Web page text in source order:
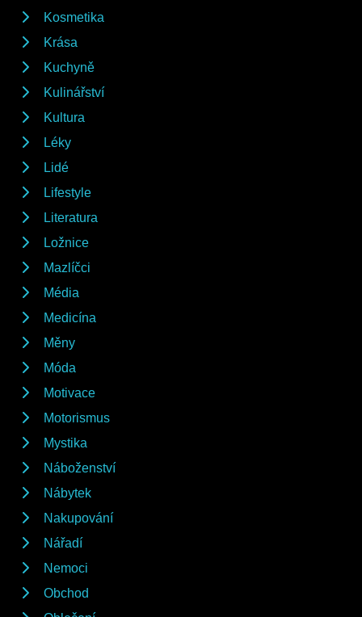
Kosmetika
Krása
Kuchyně
Kulinářství
Kultura
Léky
Lidé
Lifestyle
Literatura
Ložnice
Mazlíčci
Média
Medicína
Měny
Móda
Motivace
Motorismus
Mystika
Náboženství
Nábytek
Nakupování
Nářadí
Nemoci
Obchod